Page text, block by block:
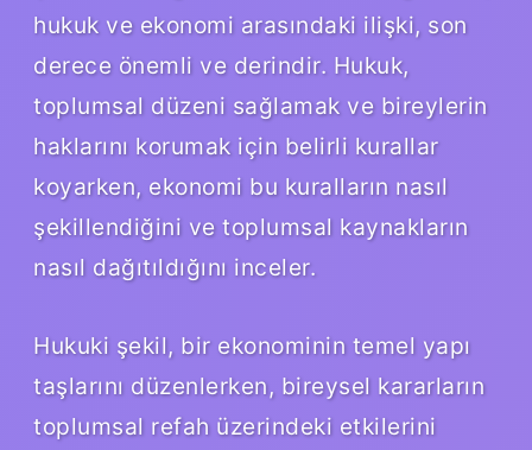
hukuk ve ekonomi arasındaki ilişki, son
derece önemli ve derindir. Hukuk,
toplumsal düzeni sağlamak ve bireylerin
haklarını korumak için belirli kurallar
koyarken, ekonomi bu kuralların nasıl
şekillendiğini ve toplumsal kaynakların
nasıl dağıtıldığını inceler.
Hukuki şekil, bir ekonominin temel yapı
taşlarını düzenlerken, bireysel kararların
toplumsal refah üzerindeki etkilerini